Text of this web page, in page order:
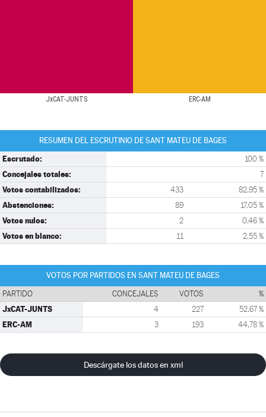
JxCAT-JUNTS ERC-AM
RESUMEN DEL ESCRUTINIO DE SANT MATEU DE BAGES
Escrutado: 100 %
Concejales totales: 7
Votos contabilizados: 433 82,95 %
Abstenciones: 89 17,05 %
Votos nulos: 2 0,46 %
Votos en blanco: 11 2,55 %
VOTOS POR PARTIDOS EN SANT MATEU DE BAGES
PARTIDO CONCEJALES VOTOS %
JxCAT-JUNTS 4 227 52,67 %
ERC-AM 3 193 44,78 %
Descárgate los datos en xml